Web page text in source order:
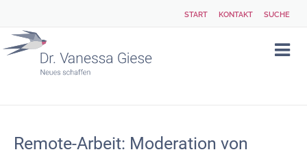
START KONTAKT SUCHE
Remote-Arbeit: Moderation von